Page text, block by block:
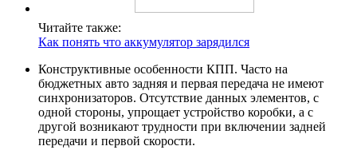
Читайте также:
Как понять что аккумулятор зарядился
Конструктивные особенности КПП. Часто на
бюджетных авто задняя и первая передача не имеют
синхронизаторов. Отсутствие данных элементов, с
одной стороны, упрощает устройство коробки, а с
другой возникают трудности при включении задней
передачи и первой скорости.